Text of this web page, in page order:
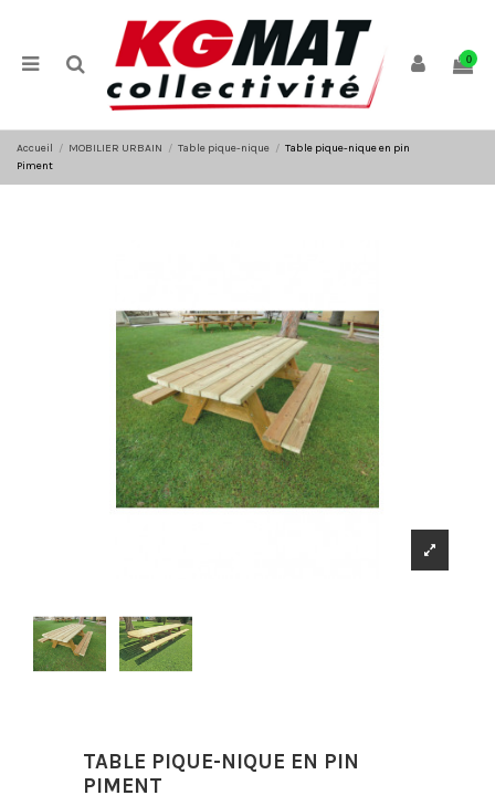
0
Accueil MOBILIER URBAIN Table pique-nique
Table pique-nique en pin
Piment
TABLE PIQUE-NIQUE EN PIN
PIMENT